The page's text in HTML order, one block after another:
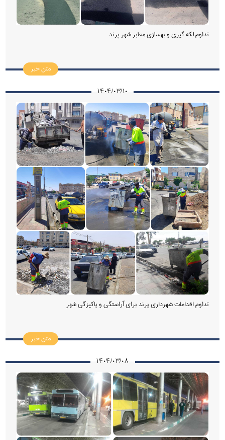
تداوم لکه گیری و بهسازی معابر شهر پرند
متن خبر
۱۴۰۴/۰۳/۱۰
تداوم اقدامات شهرداری پرند برای آراستگی و پاکیزگی شهر
متن خبر
۱۴۰۴/۰۳/۰۸